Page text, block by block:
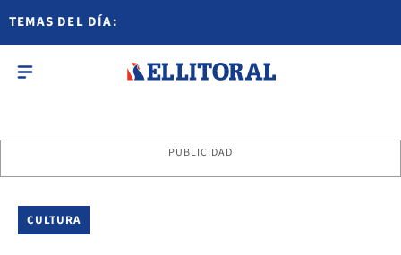
TEMAS DEL DÍA:
PUBLICIDAD
CULTURA